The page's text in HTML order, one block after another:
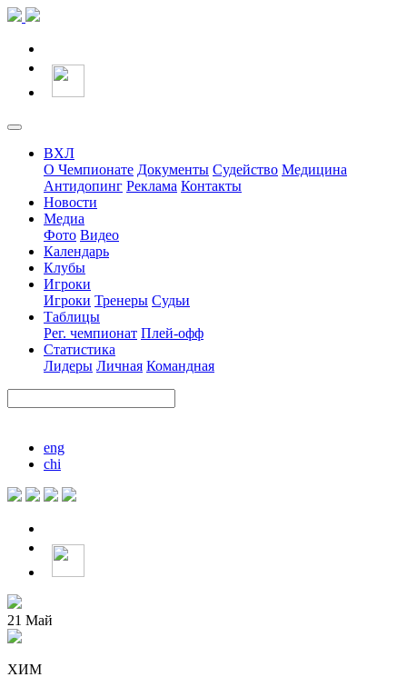
ВХЛ
О Чемпионате Документы Судейство Медицина
Антидопинг Реклама Контакты
Новости
Медиа
Фото Видео
Календарь
Клубы
Игроки
Игроки Тренеры Судьи
Таблицы
Рег. чемпионат Плей-офф
Статистика
Лидеры Личная Командная
eng
chi
21 Май
ХИМ